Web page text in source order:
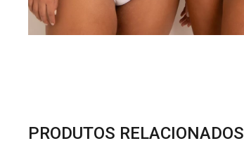
PRODUTOS RELACIONADOS